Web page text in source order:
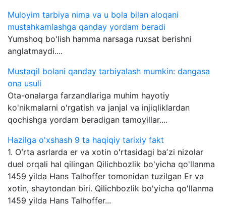
Muloyim tarbiya nima va u bola bilan aloqani
mustahkamlashga qanday yordam beradi
Yumshoq bo'lish hamma narsaga ruxsat berishni
anglatmaydi....
Mustaqil bolani qanday tarbiyalash mumkin: dangasa
ona usuli
Ota-onalarga farzandlariga muhim hayotiy
ko'nikmalarni o'rgatish va janjal va injiqliklardan
qochishga yordam beradigan tamoyillar....
Hazilga o'xshash 9 ta haqiqiy tarixiy fakt
1. Oʻrta asrlarda er va xotin oʻrtasidagi baʼzi nizolar
duel orqali hal qilingan Qilichbozlik bo'yicha qo'llanma
1459 yilda Hans Talhoffer tomonidan tuzilgan Er va
xotin, shaytondan biri. Qilichbozlik bo'yicha qo'llanma
1459 yilda Hans Talhoffer...